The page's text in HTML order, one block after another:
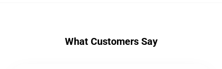
What Customers Say